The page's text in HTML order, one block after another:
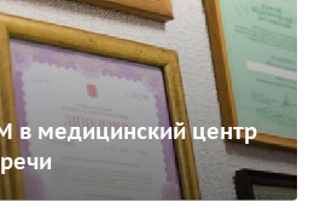
в медицинский центр